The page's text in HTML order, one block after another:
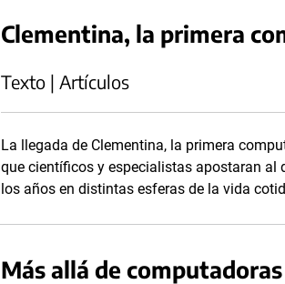
Clementina, la primera
Texto | Artículos
La llegada de Clementina, la primera
que científicos y especialistas apostaran al
los años en distintas esferas de la vida
Más allá de